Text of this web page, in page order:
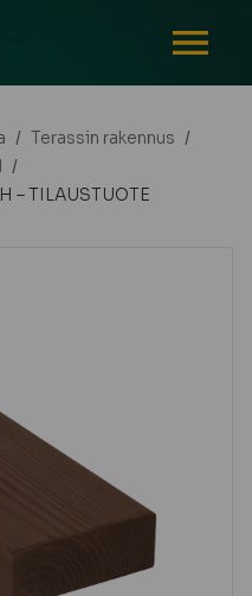
/ Terassin rakennus /
/
– TILAUSTUOTE